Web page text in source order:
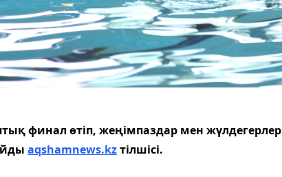
финал өтіп, жеңімпаздар мен жүлдегерлер
aqshamnews.kzтілшісі.